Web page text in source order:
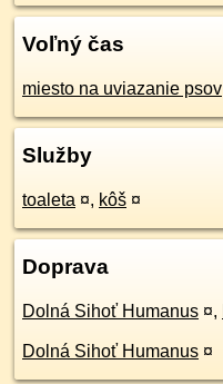
Voľný čas
miesto na uviazanie psov
Služby
toaleta ¤, kôš ¤
Doprava
Dolná Sihoť Humanus ¤,
Dolná Sihoť Humanus ¤